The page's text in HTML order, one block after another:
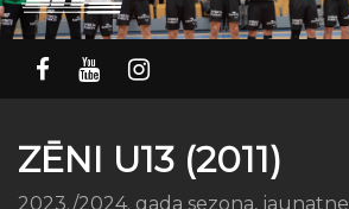
ZĒNI U13 (2011)
2023./2024. gada sezona, jaunatne